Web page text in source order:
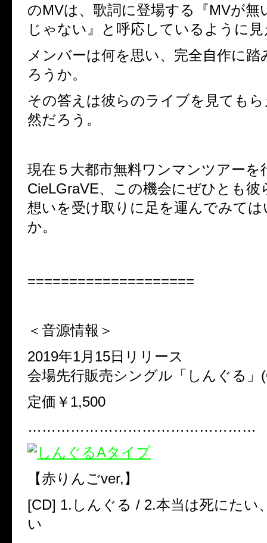
のMVは、歌詞に登場する『MVが無
じゃない』と呼応しているように
メンバーは何を思い、完全自作に
ろうか。
その答えは彼らのライブを見ても
然だろう。
現在５大都市無料ワンマンツアーを
CieLGraVE、この機会にぜひとも彼
想いを受け取りに足を運んでみて
か。
====================
＜音源情報＞
2019年1月15日リリース
会場先行販売シングル「しんぐる」
定価￥1,500
…………………………………………
【赤りんごver,】
[CD] 1.しんぐる / 2.本当は死にたい
い